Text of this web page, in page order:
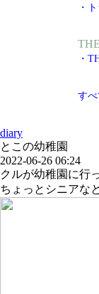
・
・
す
diary
とこの幼稚園
2022-06-26 06:24
クルが幼稚園に行
ちょっとシニアな